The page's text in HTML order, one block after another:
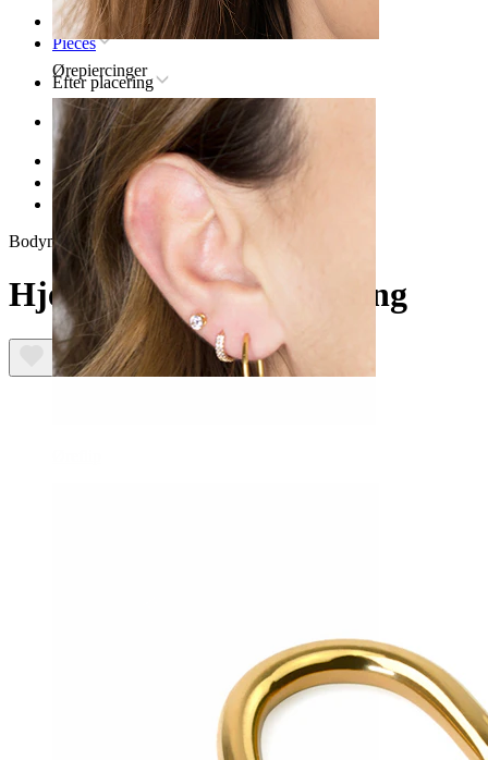
Ørepiercinger
Forsiden
Pieces
Efter placering
Øre
Helix
Helix-piercingsmykker af titanium
Hjerteformet titaniumring
Bodymod Premium
Hjerteformet titaniumring